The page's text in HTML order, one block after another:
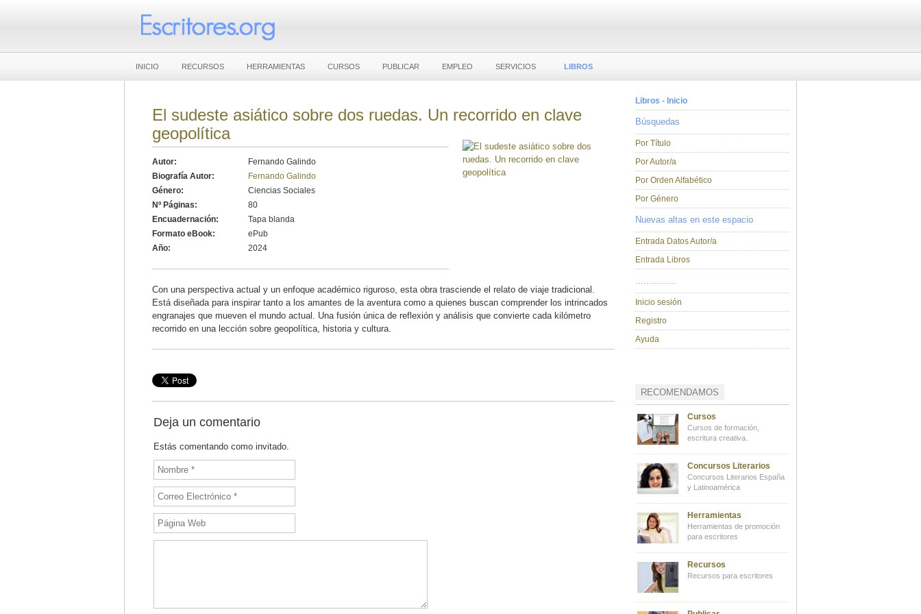
INICIO RECURSOS HERRAMIENTAS CURSOS PUBLICAR EMPLEO SERVICIOS LIBROS
El sudeste asiático sobre dos ruedas. Un recorrido en clave
geopolítica
Autor:
Fernando Galindo
Biografía Autor:
Fernando Galindo
Género:
Ciencias Sociales
Nº Páginas:
80
Encuadernación:
Tapa blanda
Formato eBook:
ePub
Año:
2024
Con una perspectiva actual y un enfoque académico riguroso, esta obra trasciende el relato de viaje tradicional.
Está diseñada para inspirar tanto a los amantes de la aventura como a quienes buscan comprender los intrincados
engranajes que mueven el mundo actual. Una fusión única de reflexión y análisis que convierte cada kilómetro
recorrido en una lección sobre geopolítica, historia y cultura.
Deja un comentario
Estás comentando como invitado.
Libros - Inicio
Búsquedas
Por Título
Por Autor/a
Por Orden Alfabético
Por Género
Nuevas altas en este espacio
Entrada Datos Autor/a
Entrada Libros
...............
Inicio sesión
Registro
Ayuda
RECOMENDAMOS
Cursos
Cursos de formación,
escritura creativa.
Concursos Literarios
Concursos Literarios España
y Latinoamérica
Herramientas
Herramientas de promoción
para escritores
Recursos
Recursos para escritores